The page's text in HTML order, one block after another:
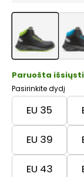
Paruošta
Pasirinkite dydį
EU 35
EU 39
EU 43